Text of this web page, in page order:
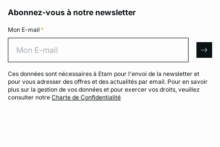
Abonnez-vous à notre newsletter
Mon E-mail *
Ces données sont nécessaires à Etam pour l'envoi de la newsletter et
pour vous adresser des offres et des actualités par email. Pour en savoir
plus sur la gestion de vos données et pour exercer vos droits, veuillez
consulter notre Charte de Confidentialité